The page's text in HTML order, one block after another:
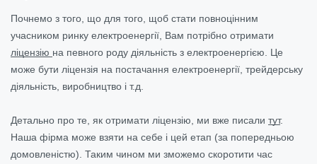
Почнемо з того, що для того, щоб стати повноцінним
учасником ринку електроенергії, Вам потрібно отримати
ліцензію на певного роду діяльність з електроенергією. Це
може бути ліцензія на постачання електроенергії, трейдерську
діяльність, виробництво і т.д.
Детально про те, як отримати ліцензію, ми вже писали тут.
Наша фірма може взяти на себе і цей етап (за попередньою
домовленістю). Таким чином ми зможемо скоротити час